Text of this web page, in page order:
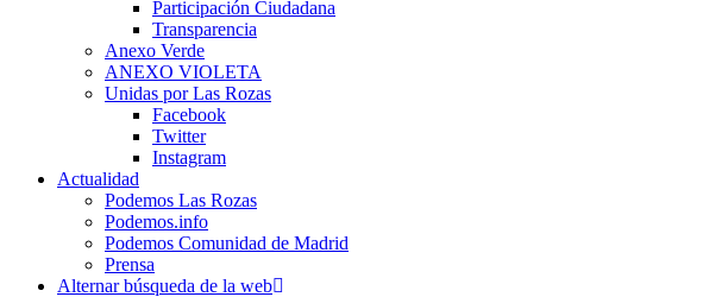
Participación Ciudadana
Transparencia
Anexo Verde
ANEXO VIOLETA
Unidas por Las Rozas
Facebook
Twitter
Instagram
Actualidad
Podemos Las Rozas
Podemos.info
Podemos Comunidad de Madrid
Prensa
Alternar búsqueda de la web